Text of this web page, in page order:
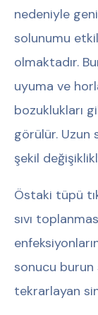
nedeniyle
solunumu
olmaktadır.
uyuma ve
bozuklukları
görülür. Uzun
şekil
Östaki tüpü
sıvı
sonucu burun
tekrarlayan